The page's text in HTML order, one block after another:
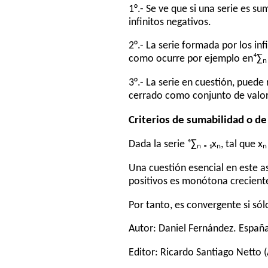
1°.- Se ve que si una serie es
infinitos negativos.
2°.- La serie formada por los
como ocurre por ejemplo en⁴∑ₙ
3°.- La serie en cuestión,
cerrado como conjunto de
Criterios de sumabilidad o
Dada la serie ⁴∑ₙ ₌ ₁xₙ, tal que
Una cuestión esencial en este
positivos es monótona
Por tanto, es convergente si
Autor: Daniel Fernández.
Editor: Ricardo Santiago Netto